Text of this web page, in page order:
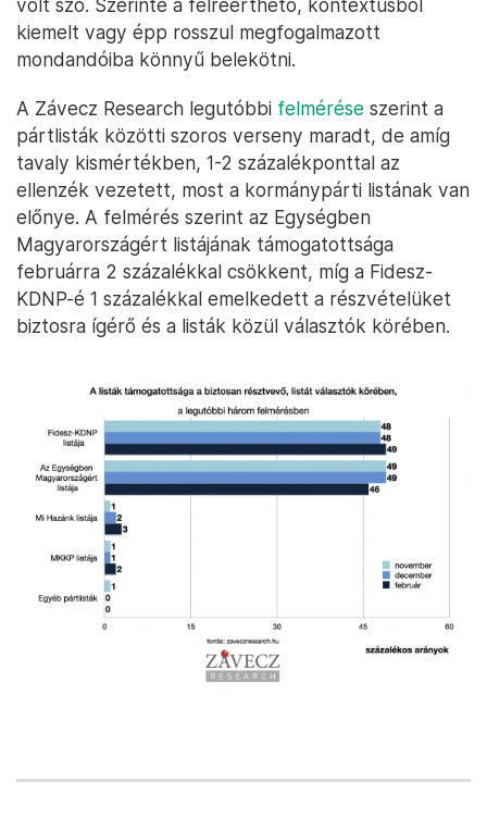
volt szó. Szerinte a félreérthető, kontextusból
kiemelt vagy épp rosszul megfogalmazott
mondandóiba könnyű belekötni.
A Závecz Research legutóbbi felmérése szerint a
pártlisták közötti szoros verseny maradt, de amíg
tavaly kismértékben, 1-2 százalékponttal az
ellenzék vezetett, most a kormánypárti listának van
előnye. A felmérés szerint az Egységben
Magyarországért listájának támogatottsága
februárra 2 százalékkal csökkent, míg a Fidesz-
KDNP-é 1 százalékkal emelkedett a részvételüket
biztosra ígérő és a listák közül választók körében.